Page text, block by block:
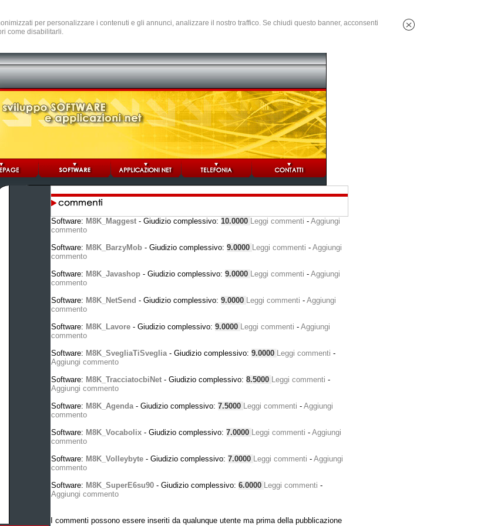
per personalizzare i contenuti e gli annunci, analizzare il nostro traffico. Se chiudi questo banner, acconsenti
come disabilitarli.
Software: M8K_Maggest- Giudizio complessivo: 10.0000 Leggi commenti - Aggiungi
commento
Software: M8K_BarzyMob- Giudizio complessivo: 9.0000 Leggi commenti - Aggiungi
commento
Software: M8K_Javashop- Giudizio complessivo: 9.0000 Leggi commenti - Aggiungi
commento
Software: M8K_NetSend - Giudizio complessivo: 9.0000 Leggi commenti - Aggiungi
commento
Software: M8K_Lavore- Giudizio complessivo: 9.0000 Leggi commenti - Aggiungi
commento
Software: M8K_SvegliaTiSveglia- Giudizio complessivo: 9.0000 Leggi commenti -
Aggiungi commento
Software: M8K_TracciatocbiNet- Giudizio complessivo: 8.5000 Leggi commenti -
Aggiungi commento
Software: M8K_Agenda- Giudizio complessivo: 7.5000 Leggi commenti - Aggiungi
commento
Software: M8K_Vocabolix- Giudizio complessivo: 7.0000 Leggi commenti - Aggiungi
commento
Software: M8K_Volleybyte- Giudizio complessivo: 7.0000 Leggi commenti - Aggiungi
commento
Software: M8K_SuperE6su90- Giudizio complessivo: 6.0000 Leggi commenti -
Aggiungi commento
I commenti possono essere inseriti da qualunque utente ma prima della pubblicazione